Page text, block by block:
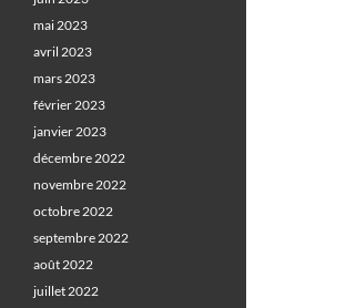
mai 2023
avril 2023
mars 2023
février 2023
janvier 2023
décembre 2022
novembre 2022
octobre 2022
septembre 2022
août 2022
juillet 2022